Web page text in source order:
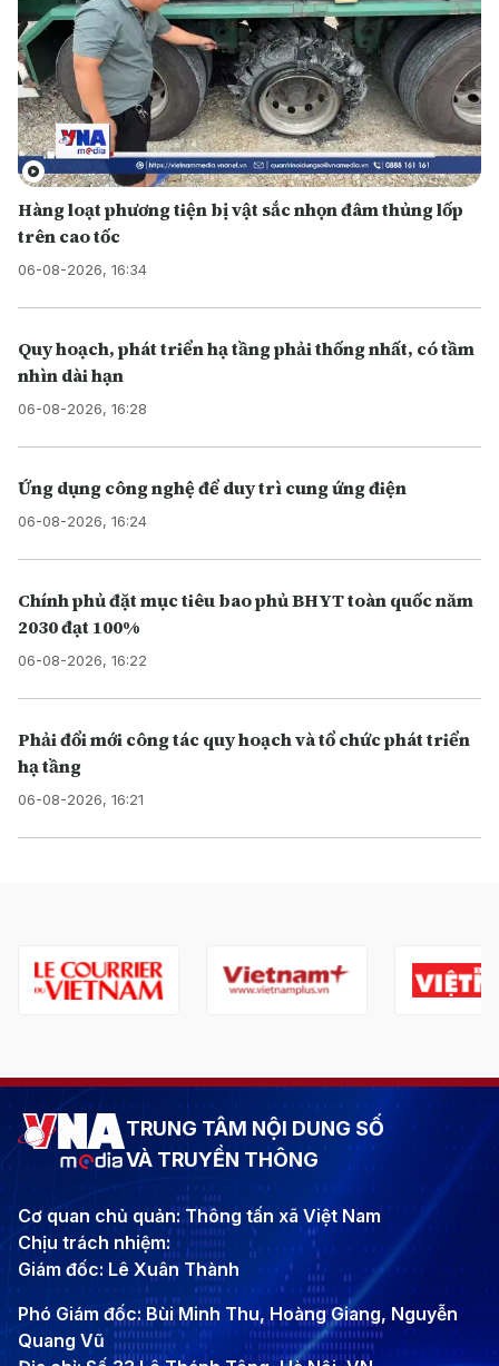
Hàng loạt phương tiện bị vật sắc nhọn đâm thủng lốp
trên cao tốc
06-08-2026, 16:34
Q uy hoạch, phát triển hạ tầng phải thống nhất, có tầm
nhìn dài hạn
06-08-2026, 16:28
Ứng dụng công nghệ để duy trì cung ứng điện
06-08-2026, 16:24
Chính phủ đặt mục tiêu bao phủ BHYT toàn quốc năm
2030 đạt 100%
06-08-2026, 16:22
Phải đổi mới công tác quy hoạch và tổ chức phát triển
hạ tầng
06-08-2026, 16:21
TRUNG TÂM NỘI DUNG SỐ
VÀ TRUYỀN THÔNG
Cơ quan chủ quản: Thông tấn xã Việt Nam
Chịu trách nhiệm:
Giám đốc: Lê Xuân Thành
Phó Giám đốc: Bùi Minh Thu, Hoàng Giang, Nguyễn
Quang Vũ